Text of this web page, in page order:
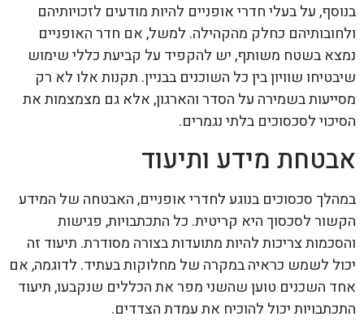
בנוסף, על בעלי חדרי אופניים להיות מודעים לזכויותיהם
ולחובותיהם כחלק מהקהילה. למשל, אם חדר האופניים
נמצא בשטח משותף, יש להקפיד על קביעת כללי שימוש
שיבטיחו שוויון בין כל השוכנים בבניין. תקנות אלו לא רק
מסייעות בשמירה על הסדר והארגון, אלא גם מצמצמות את
הסיכוי לסכסוכים בלתי נגמרים.
אבטחת מידע ותיעוד
במהלך סכסוכים בנוגע לחדרי אופניים, האבטחה של המידע
הקשור לסכסוך היא קריטית. כל התכתבויות, פגישות
והסכמות צריכות להיות מתועדות בצורה מסודרת. תיעוד זה
יכול לשמש כראיה במקרה של מחלוקות בעתיד. לדוגמה, אם
אחד השכנים טוען שהשני מפר את הכללים שנקבעו, תיעוד
התכתבויות יכול להוכיח את עמדת הצדדים.